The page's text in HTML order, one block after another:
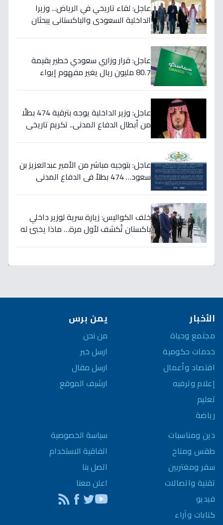
عاجل: لقاء تاريخي في الرياض... وزيرا
الداخلية السعودي والباكستاني يبحثان
عاجل: قرار وزاري سعودي خطير بقيمة
80.7 مليون ريال يغير مفهوم إيواء
عاجل: وزير الداخلية يوجه بترقية 474 بطلًا
من أبطال الدفاع المدني.. تكريم تاريخي
عاجل: بتوجيه مباشر من الأمير عبدالعزيز بن
سعود… 474 بطلاً في الدفاع المدني
خلف الكواليس: زيارة سرية لوزير داخلي
باكستان تُكشف لأول مرة… ماذا يخبئ له
الأخبار
مجتمع وحياة
خدمات حكومية
اقتصاد وأعمال
إعلام وترفيه
تعليم
رياضة
دين ومناسبات
طقس ومناخ
سفر ومغتربين
تقنية واتصالات
فيديو
كتابات وآراء
يمن برس
من نحن
ارسل خبر
ارسل مقال
ارشيف الموقع
سياسة الخصوصية
اتفاقية الاستخدام
اتصل بنا
اعلن معنا